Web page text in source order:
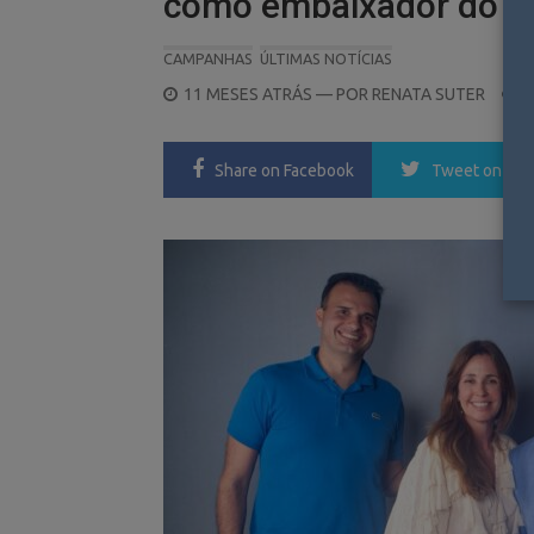
CAMPANHAS ÚLTIMAS NOTÍCIAS
POSTED
11 MESES ATRÁS — POR RENATA SUTER
Share on Facebook Tweet on